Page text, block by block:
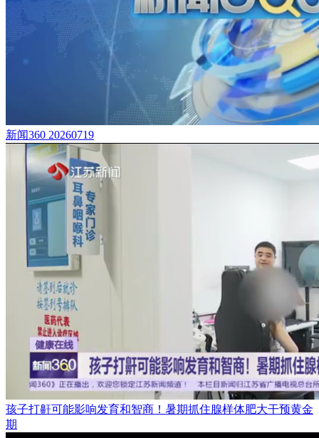
新闻360 20260719
孩子打鼾可能影响发育和智商！暑期抓住腺样体肥大干预黄金
期